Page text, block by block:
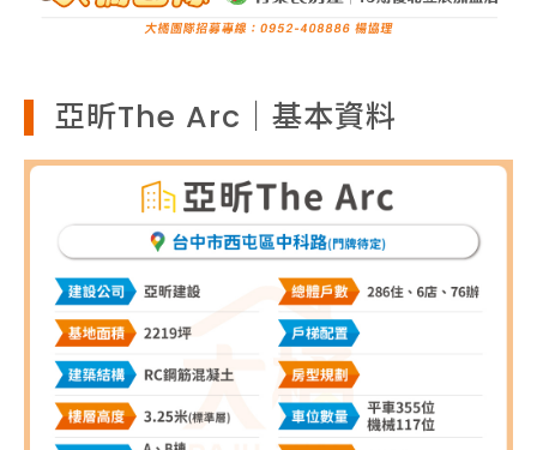
亞昕The Arc｜基本資料